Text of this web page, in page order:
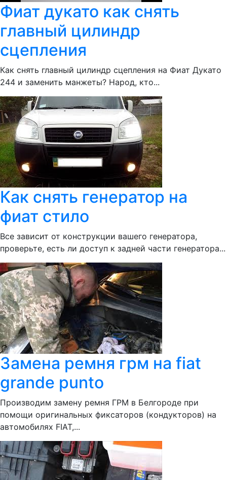
Фиат дукато как снять
главный цилиндр
сцепления
Как снять главный цилиндр сцепления на Фиат Дукато
244 и заменить манжеты? Народ, кто...
Как снять генератор на
фиат стило
Все зависит от конструкции вашего генератора,
проверьте, есть ли доступ к задней части генератора...
Замена ремня грм на fiat
grande punto
Производим замену ремня ГРМ в Белгороде при
помощи оригинальных фиксаторов (кондукторов) на
автомобилях FIAT,...